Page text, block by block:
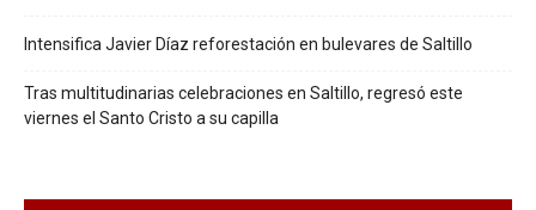
Intensifica Javier Díaz reforestación en bulevares de Saltillo
Tras multitudinarias celebraciones en Saltillo, regresó este
viernes el Santo Cristo a su capilla